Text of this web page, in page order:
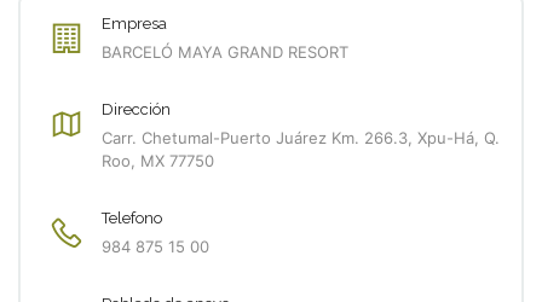
Empresa
BARCELÓ MAYA GRAND RESORT
Dirección
Carr. Chetumal-Puerto Juárez Km. 266.3, Xpu-Há, Q.
Roo, MX 77750
Telefono
984 875 15 00